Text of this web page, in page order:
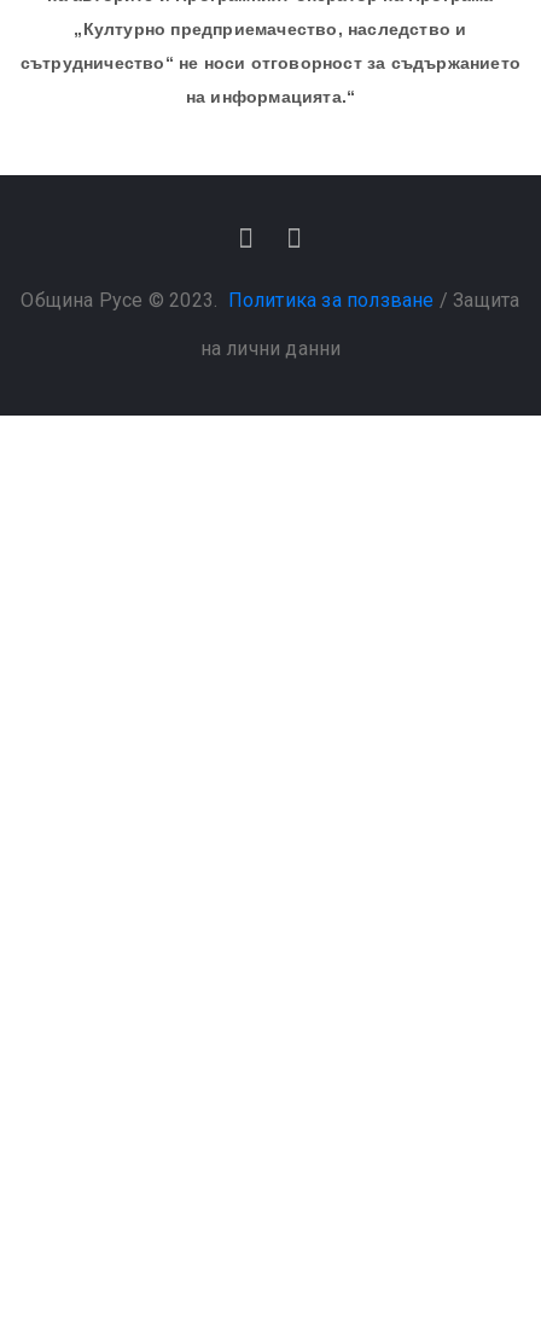
„Културно предприемачество, наследство и
сътрудничество“ не носи отговорност за съдържанието
на информацията.“
Община Русе © 2023. Политика за ползване / Защита
на лични данни